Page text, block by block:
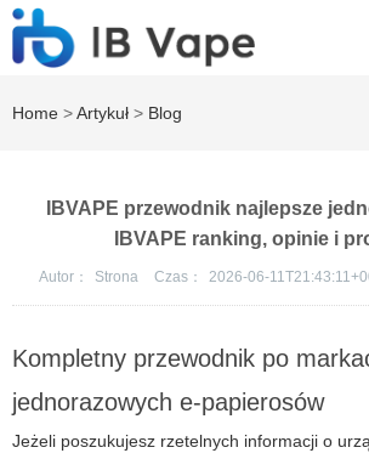
Home >Artykuł > Blog
IBVAPE przewodnik najlepsze
IBVAPE ranking, opinie i
Autor： Strona Czas： 2026-06-
Kompletny przewodnik po
jednorazowych e-papierosów
Jeżeli poszukujesz rzetelnych informacji o